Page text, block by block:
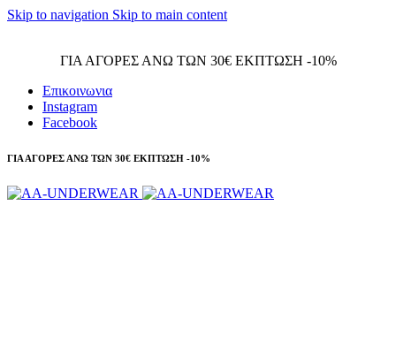
Skip to navigation Skip to main content
ΓΙΑ ΑΓΟΡΕΣ ΑΝΩ ΤΩΝ 30€ ΕΚΠΤΩΣΗ -10%
Επικοινωνια
Instagram
Facebook
ΓΙΑ ΑΓΟΡΕΣ ΑΝΩ ΤΩΝ 30€ ΕΚΠΤΩΣΗ -10%